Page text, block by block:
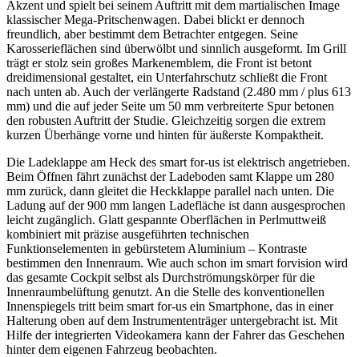
Akzent und spielt bei seinem Auftritt mit dem martialischen Image
klassischer Mega-Pritschenwagen. Dabei blickt er dennoch
freundlich, aber bestimmt dem Betrachter entgegen. Seine
Karosserieflächen sind überwölbt und sinnlich ausgeformt. Im Grill
trägt er stolz sein großes Markenemblem, die Front ist betont
dreidimensional gestaltet, ein Unterfahrschutz schließt die Front
nach unten ab. Auch der verlängerte Radstand (2.480 mm / plus 613
mm) und die auf jeder Seite um 50 mm verbreiterte Spur betonen
den robusten Auftritt der Studie. Gleichzeitig sorgen die extrem
kurzen Überhänge vorne und hinten für äußerste Kompaktheit.
Die Ladeklappe am Heck des smart for-us ist elektrisch angetrieben.
Beim Öffnen fährt zunächst der Ladeboden samt Klappe um 280
mm zurück, dann gleitet die Heckklappe parallel nach unten. Die
Ladung auf der 900 mm langen Ladefläche ist dann ausgesprochen
leicht zugänglich. Glatt gespannte Oberflächen in Perlmuttweiß
kombiniert mit präzise ausgeführten technischen
Funktionselementen in gebürstetem Aluminium – Kontraste
bestimmen den Innenraum. Wie auch schon im smart forvision wird
das gesamte Cockpit selbst als Durchströmungskörper für die
Innenraumbelüftung genutzt. An die Stelle des konventionellen
Innenspiegels tritt beim smart for-us ein Smartphone, das in einer
Halterung oben auf dem Instrumententräger untergebracht ist. Mit
Hilfe der integrierten Videokamera kann der Fahrer das Geschehen
hinter dem eigenen Fahrzeug beobachten.